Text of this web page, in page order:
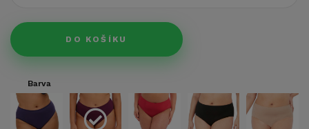
DO KOŠÍKU
Barva